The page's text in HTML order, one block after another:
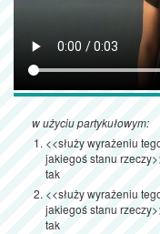
w użyciu partykułowym:
<<służy wyrażeniu
jakiegoś stanu
tak
<<służy wyrażeniu
jakiegoś stanu
tak